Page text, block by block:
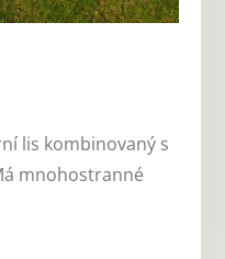
lis kombinovaný s
mnohostranné